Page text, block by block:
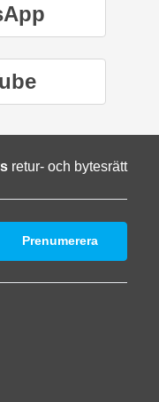
retur- och bytesrätt
Prenumerera